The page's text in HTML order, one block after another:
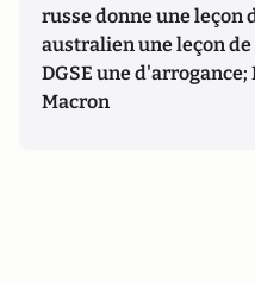
russe donne une leçon
australien une leçon
DGSE une
Macron